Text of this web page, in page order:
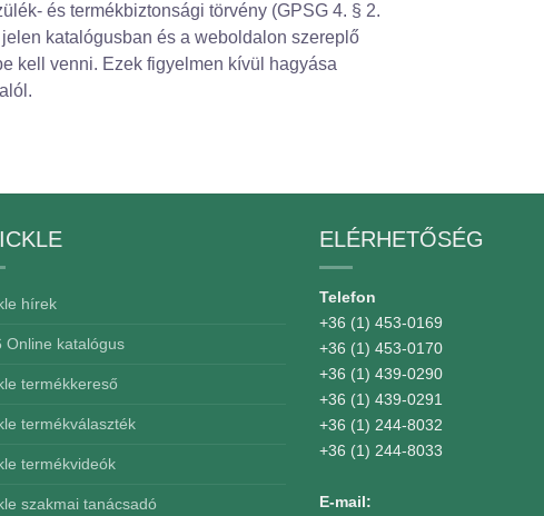
és termékbiztonsági törvény (GPSG 4. § 2.
katalógusban és a weboldalon szereplő
kell venni. Ezek figyelmen kívül hagyása
hírek
Online katalógus
termékkereső
termékválaszték
termékvideók
szakmai tanácsadó
ELÉRHETŐSÉG
Telefon
+36 (1) 453-0169
+36 (1) 453-0170
+36 (1) 439-0290
+36 (1) 439-0291
+36 (1) 244-8032
+36 (1) 244-8033
E-mail: